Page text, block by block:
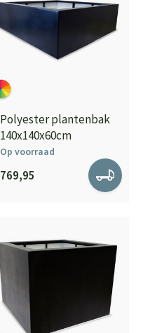
Polyester plantenbak
140x140x60cm
Op voorraad
769,95